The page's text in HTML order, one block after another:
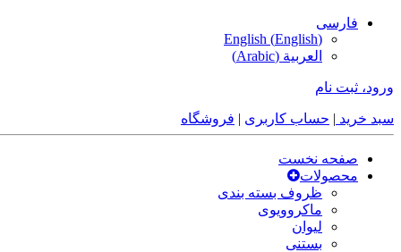
فارسی
English (English)
العربية (
Arabic
)
ورود، ثبت نام
سبد خرید | حساب کاربری | فروشگاه
صفحه نخست
محصولات
ظروف بسته بندی
ماکروویوی
لیوان
بستنی